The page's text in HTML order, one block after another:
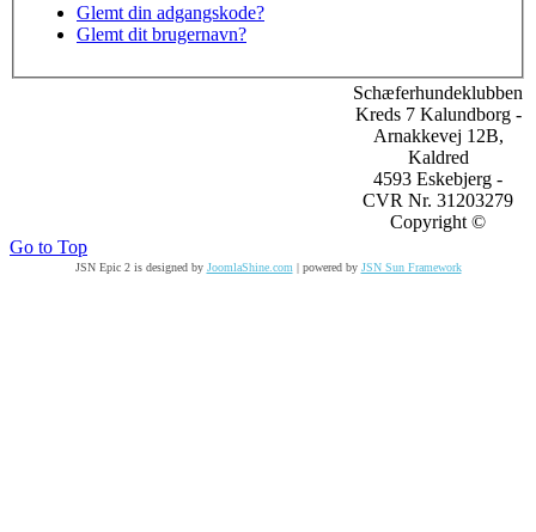
Glemt din adgangskode?
Glemt dit brugernavn?
Schæferhundeklubben
Kreds 7 Kalundborg -
Arnakkevej 12B,
Kaldred
4593 Eskebjerg -
CVR Nr. 31203279
Copyright ©
Go to Top
JSN Epic 2 is designed by JoomlaShine.com | powered by JSN Sun Framework